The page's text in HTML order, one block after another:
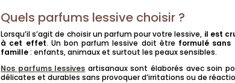
Quels parfums lessive choisir ?
Lorsqu’il s’agit de choisir un parfum pour votre lessive, il est
à cet effet. Un bon parfum lessive doit être formulé sans
famille: enfants, animaux et surtout les peaux sensibles.
Nos parfums lessives artisanaux sont élaborés avec soin
délicates et durables sans provoquer d’irritations ou de